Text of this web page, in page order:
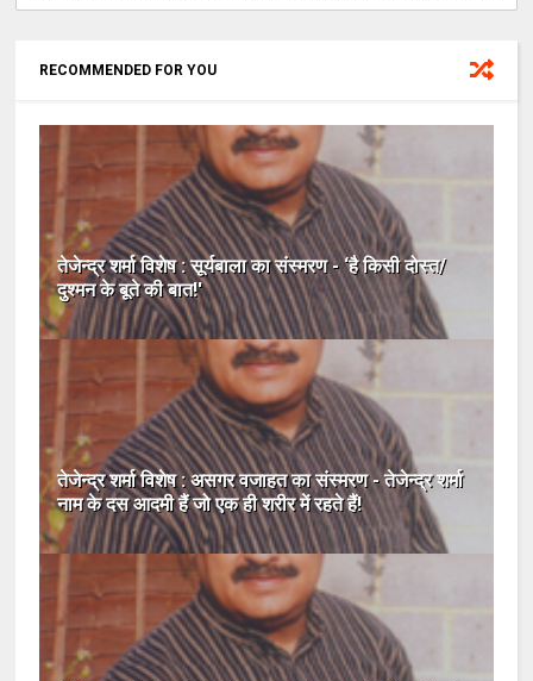
RECOMMENDED FOR YOU
तेजेन्द्र शर्मा विशेष : सूर्यबाला का संस्मरण - ‘है किसी दोस्‍त/
दुश्‍मन के बूते की बात!'
तेजेन्द्र शर्मा विशेष : असगर वजाहत का संस्मरण - तेजेन्द्र शर्मा
नाम के दस आदमी हैं जो एक ही शरीर में रहते हैं!